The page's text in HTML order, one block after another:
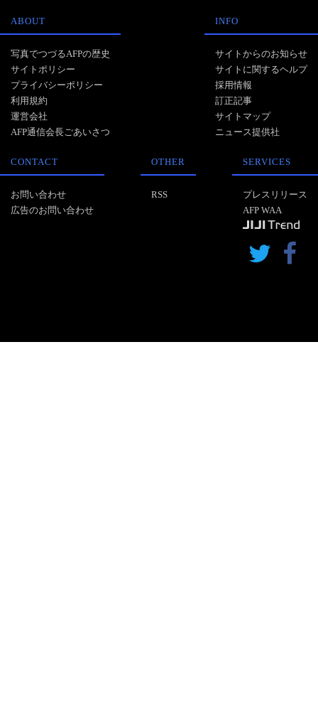
ABOUT
写真でつづるAFPの歴史
サイトポリシー
プライバシーポリシー
利用規約
運営会社
AFP通信会長ごあいさつ
INFO
サイトからのお知らせ
サイトに関するヘルプ
採用情報
訂正記事
サイトマップ
ニュース提供社
CONTACT
お問い合わせ
広告のお問い合わせ
OTHER
RSS
SERVICES
プレスリリース
AFP WAA